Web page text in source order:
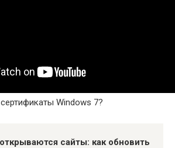
Windows 7?
сайты: как обновить